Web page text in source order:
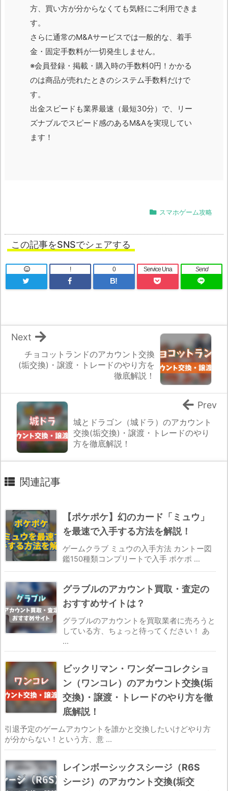
方、買い方が分からなくても気軽にご利用できま
す。
さらに通常のM&Aサービスでは一般的な、着手
金・固定手数料が一切発生しません。
※会員登録・掲載・購入時の手数料0円！かかる
のは商品が売れたときのシステム手数料だけで
す。
出金スピードも業界最速（最短30分）で、リー
ズナブルでスピード感のあるM&Aを実現してい
ます！
スマホゲーム攻略
この記事をSNSでシェアする
!
B!
0 Service Una Send
チョコットランドのアカウント交換
(垢交換)・譲渡・トレードのやり方を
徹底解説！
Next
城とドラゴン（城ドラ）のアカウント
交換(垢交換)・譲渡・トレードのやり
方を徹底解説！
Prev
関連記事
【ポケポケ】幻のカード「ミュウ」
を最速で入手する方法を解説！
ゲームクラブ ミュウの入手方法 カントー図
鑑150種類コンプリートで入手 ポケポ ...
グラブルのアカウント買取・査定の
おすすめサイトは？
グラブルのアカウントを買取業者に売ろうと
している方、ちょっと待ってください！ あ
...
ビックリマン・ワンダーコレクショ
ン（ワンコレ）のアカウント交換(垢
交換)・譲渡・トレードのやり方を徹
底解説！
引退予定のゲームアカウントを誰かと交換したいけどやり方
が分からない！という方、意 ...
レインボーシックスシージ（R6S
シージ）のアカウント交換(垢交